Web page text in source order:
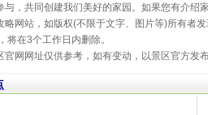
与，共同创建我们美好的家园。如果您有介绍
略网站，如版权(不限于文字、图片等)所有者
将在3个工作日内删除。
网网址仅供参考，如有变动，以景区官方发